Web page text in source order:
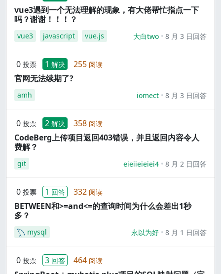
vue3遇到一个无法理解的现象，有大佬帮忙指点一下
吗？谢谢！！！？
vue3 javascript vue.js 大白two 8 月 3 日回答
0 投票 1 解决 255 阅读
官网无法续期了?
amh iomect 8 月 3 日回答
0 投票 2 解决 358 阅读
CodeBerg上传项目返回403错误，并且返回内容令人
费解？
git eieiieieiei4 8 月 2 日回答
0 投票 1 回答 332 阅读
BETWEEN和>=and<=的查询时间为什么会差出1秒
多？
mysql 永以为好 8 月 1 日回答
0 投票 3 回答 464 阅读